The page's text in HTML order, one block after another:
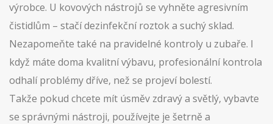
výrobce. U kovových nástrojů se vyhněte agresivním
čistidlům – stačí dezinfekční roztok a suchý sklad.
Nezapomeňte také na pravidelné kontroly u zubaře. I
když máte doma kvalitní výbavu, profesionální kontrola
odhalí problémy dříve, než se projeví bolestí.
Takže pokud chcete mít úsměv zdravý a světlý, vybavte
se správnými nástroji, používejte je šetrně a